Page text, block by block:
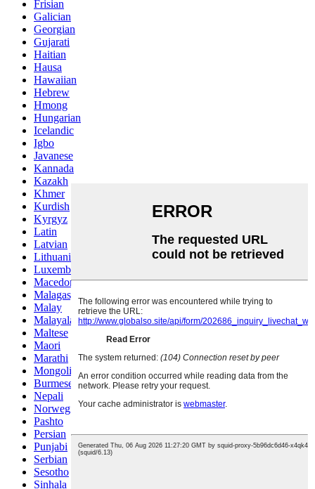
Frisian
Galician
Georgian
Gujarati
Haitian
Hausa
Hawaiian
Hebrew
Hmong
Hungarian
Icelandic
Igbo
Javanese
Kannada
Kazakh
Khmer
Kurdish
Kyrgyz
Latin
Latvian
Lithuanian
Luxembou..
Macedonian
Malagasy
Malay
Malayalam
Maltese
Maori
Marathi
Mongolian
Burmese
Nepali
Norwegian
Pashto
Persian
Punjabi
Serbian
Sesotho
Sinhala